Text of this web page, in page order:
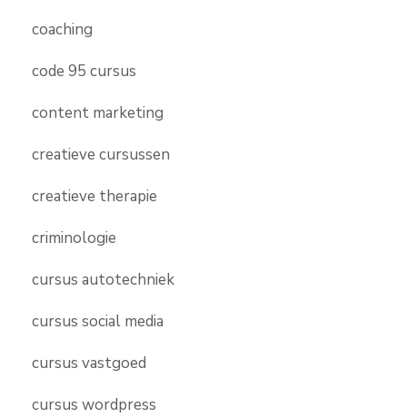
coaching
code 95 cursus
content marketing
creatieve cursussen
creatieve therapie
criminologie
cursus autotechniek
cursus social media
cursus vastgoed
cursus wordpress